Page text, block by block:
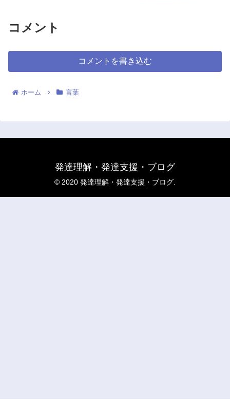
コメント
コメントを書き込む
ホーム 言葉
発達理解・発達支援・ブログ
© 2020 発達理解・発達支援・ブログ.